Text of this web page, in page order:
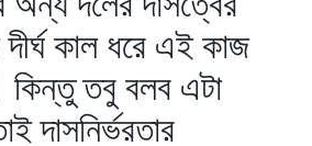
কাল ধরে এই কাজ
তবু বলব এটা
দাসনির্ভরতার